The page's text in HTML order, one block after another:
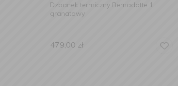
Dzbanek termiczny Bernadotte 1l
granatowy
479,00 zł